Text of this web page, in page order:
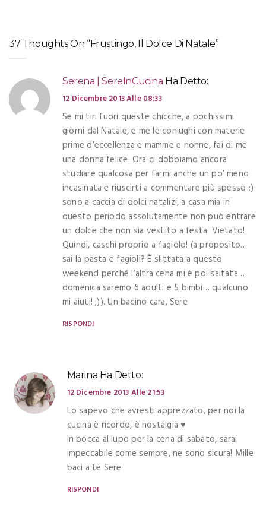
37 Thoughts On “Frustingo, Il Dolce Di Natale”
Serena | SereInCucina Ha Detto:
12 Dicembre 2013 Alle 08:33
Se mi tiri fuori queste chicche, a pochissimi
giorni dal Natale, e me le coniughi con materie
prime d’eccellenza e mamme e nonne, fai di me
una donna felice. Ora ci dobbiamo ancora
studiare qualcosa per farmi anche un po’ meno
incasinata e riuscirti a commentare più spesso ;)
sono a caccia di dolci natalizi, a casa mia in
questo periodo assolutamente non può entrare
un dolce che non sia vestito a festa. Vietato!
Quindi, caschi proprio a fagiolo! (a proposito…
sai la pasta e fagioli? È slittata a questo
weekend perché l’altra cena mi è poi saltata…
domenica saremo 6 adulti e 5 bimbi… qualcuno
mi aiuti! ;)). Un bacino cara, Sere
RISPONDI
Marina Ha Detto:
12 Dicembre 2013 Alle 21:53
Lo sapevo che avresti apprezzato, per noi la
cucina è ricordo, è nostalgia ♥
In bocca al lupo per la cena di sabato, sarai
impeccabile come sempre, ne sono sicura! Mille
baci a te Sere
RISPONDI